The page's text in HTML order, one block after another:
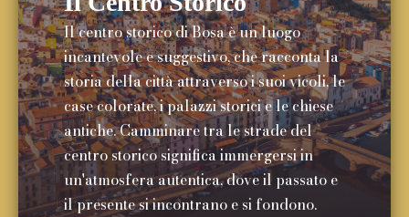
Il centro storico di Bosa è un luogo
incantevole e suggestivo, che racconta la
storia della città attraverso i suoi vicoli, le
case colorate, i palazzi storici e le chiese
antiche. Camminare tra le strade del
centro storico significa immergersi in
un'atmosfera autentica, dove il passato e
il presente si incontrano e si fondono.